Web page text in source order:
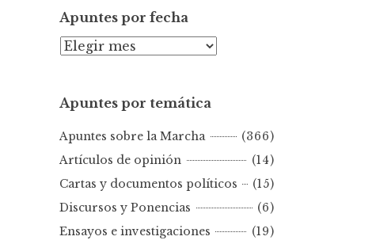
Apuntes por fecha
A
n
e
s
p
f
Apuntes por temática
Apuntes sobre la Marcha
(366)
Artículos de opinión
(14)
Cartas y documentos políticos
(15)
Discursos y Ponencias
(6)
Ensayos e investigaciones
(19)